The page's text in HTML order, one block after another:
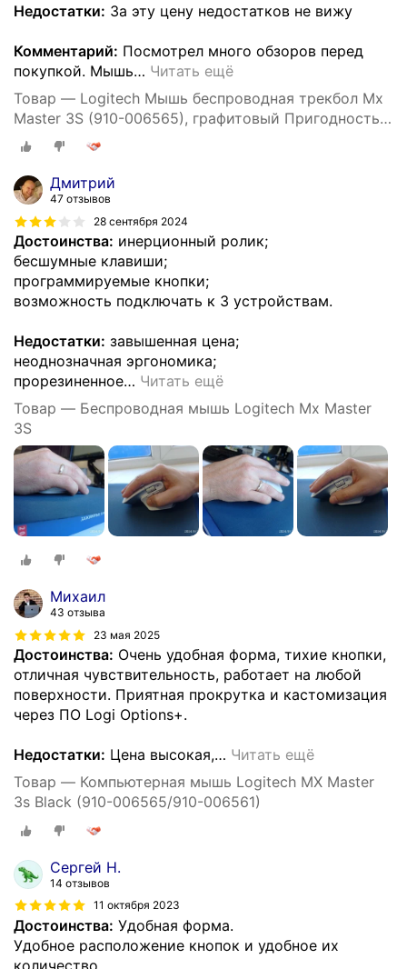
Недостатки: За эту цену недостатков не вижу
Комментарий: Посмотрел много обзоров перед
покупкой. Мышь… Читать ещё
Товар — Logitech Мышь беспроводная трекбол Mx
Master 3S (910-006565), графитовый Пригодность
80%
Дмитрий
47 отзывов
28 сентября 2024
Достоинства: инерционный ролик;
бесшумные клавиши;
программируемые кнопки;
возможность подключать к 3 устройствам.
Недостатки: завышенная цена;
неоднозначная эргономика;
прорезиненное… Читать ещё
Товар — Беспроводная мышь Logitech Mx Master
3S
Михаил
43 отзыва
23 мая 2025
Достоинства: Очень удобная форма, тихие кнопки,
отличная чувствительность, работает на любой
поверхности. Приятная прокрутка и кастомизация
через ПО Logi Options+.
Недостатки: Цена высокая,… Читать ещё
Товар — Компьютерная мышь Logitech MX Master
3s Black (910-006565/910-006561)
Сергей Н.
14 отзывов
11 октября 2023
Достоинства: Удобная форма.
Удобное расположение кнопок и удобное их
количество.